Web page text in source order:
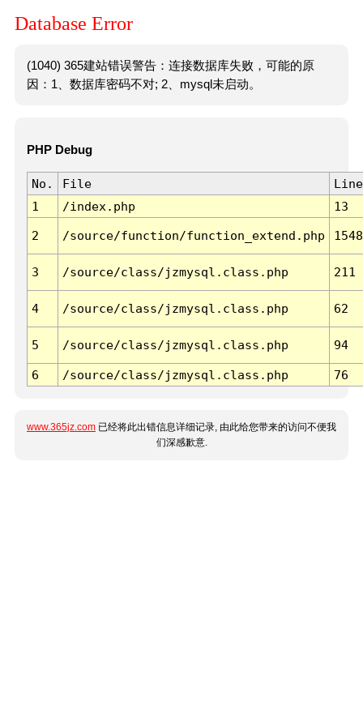
Database Error
(1040) 365建站错误警告：连接数据库失败，可能的原
因：1、数据库密码不对; 2、mysql未启动。
PHP Debug
No. File
Line
1
/index.php 13
2 /source/function/function_extend.php 1548
3 /source/class/jzmysql.class.php 211
4 /source/class/jzmysql.class.php 62
5 /source/class/jzmysql.class.php 94
6 /source/class/jzmysql.class.php 76
www.365jz.com 已经将此出错信息详细记录, 由此给您带来的访问不便我
们深感歉意.